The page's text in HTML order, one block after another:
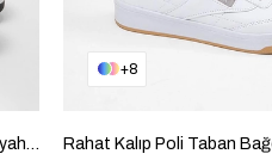
Rahat Kalıp Poli Taban Bağcıklı Unisex Siyah Spor Ayakkabı TB107-0
8